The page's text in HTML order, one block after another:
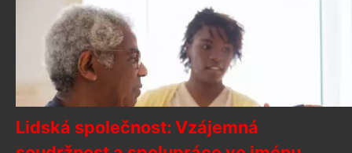
Lidská společnost: Vzájemná